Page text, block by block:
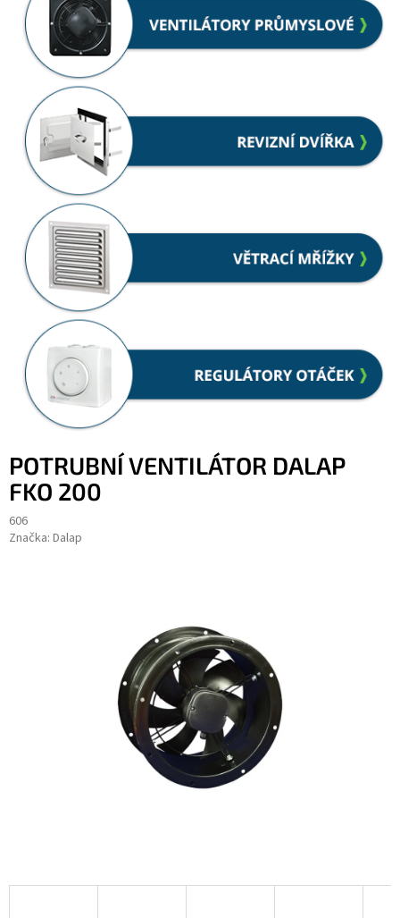
POTRUBNÍ VENTILÁTOR DALAP
FKO 200
606
Značka: Dalap